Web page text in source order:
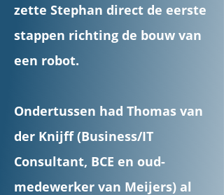
zette Stephan direct de eerste
stappen richting de bouw van
een robot.
Ondertussen had Thomas van
der Knijff (Business/IT
Consultant, BCE en oud-
medewerker van Meijers) al